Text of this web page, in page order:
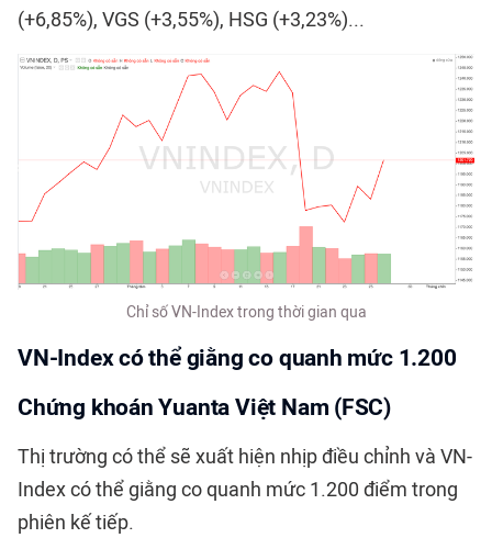
(+6,85%), VGS (+3,55%), HSG (+3,23%)...
Chỉ số VN-Index trong thời gian qua
VN-Index có thể giằng co quanh mức 1.200
Chứng khoán Yuanta Việt Nam (FSC)
Thị trường có thể sẽ xuất hiện nhịp điều chỉnh và VN-
Index có thể giằng co quanh mức 1.200 điểm trong
phiên kế tiếp.